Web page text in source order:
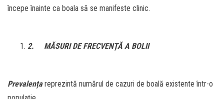
începe înainte ca boala să se manifeste clinic.
2. MĂSURI DE FRECVENȚĂ A BOLII
Prevalența reprezintă numărul de cazuri de boală existente într-o